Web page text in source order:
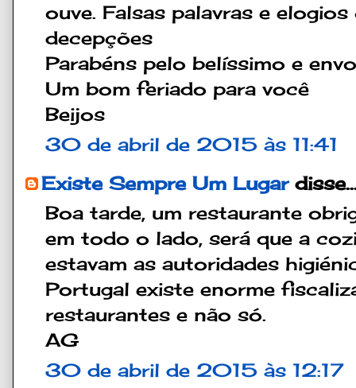
ouve. Falsas palavras e
decepções
Parabéns pelo belíssimo e
Um bom feriado para você
Beijos
30 de abril de 2015 às 11:41
Existe Sempre Um Lugar
Boa tarde, um restaurante
em todo o lado, será que a
estavam as autoridades
Portugal existe enorme
restaurantes e não só.
AG
30 de abril de 2015 às 12:17